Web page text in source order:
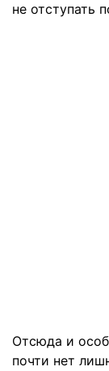
не отступать
Отсюда и
почти нет